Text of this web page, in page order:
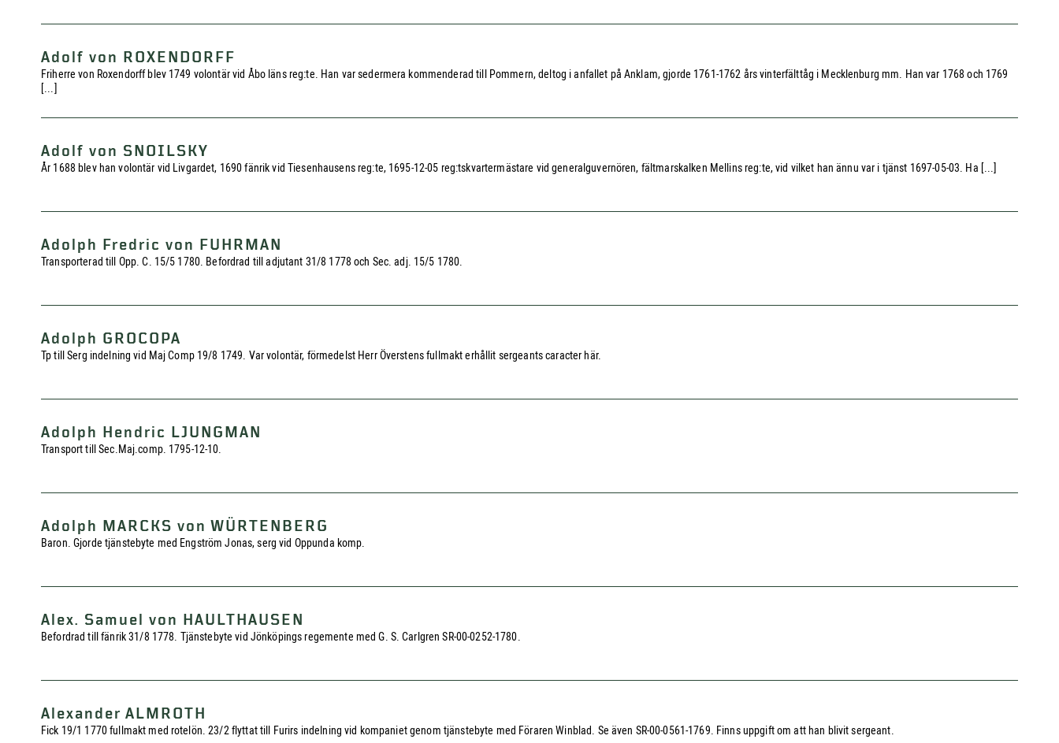
Adolf von ROXENDORFF
Friherre von Roxendorff blev 1749 volontär vid Åbo läns reg:te. Han var sedermera kommenderad till Pommern, deltog i anfallet på Anklam, gjorde 1761-1762 års vinterfälttåg i Mecklenburg mm. Han var 1768 och 1769
[...]
Adolf von SNOILSKY
År 1688 blev han volontär vid Livgardet, 1690 fänrik vid Tiesenhausens reg:te, 1695-12-05 reg:tskvartermästare vid generalguvernören, fältmarskalken Mellins reg:te, vid vilket han ännu var i tjänst 1697-05-03. Ha [...]
Adolph Fredric von FUHRMAN
Transporterad till Opp. C. 15/5 1780. Befordrad till adjutant 31/8 1778 och Sec. adj. 15/5 1780.
Adolph GROCOPA
Tp till Serg indelning vid Maj Comp 19/8 1749. Var volontär, förmedelst Herr Överstens fullmakt erhållit sergeants caracter här.
Adolph Hendric LJUNGMAN
Transport till Sec.Maj.comp. 1795-12-10.
Adolph MARCKS von WÜRTENBERG
Baron. Gjorde tjänstebyte med Engström Jonas, serg vid Oppunda komp.
Alex. Samuel von HAULTHAUSEN
Befordrad till fänrik 31/8 1778. Tjänstebyte vid Jönköpings regemente med G. S. Carlgren SR-00-0252-1780.
Alexander ALMROTH
Fick 19/1 1770 fullmakt med rotelön. 23/2 flyttat till Furirs indelning vid kompaniet genom tjänstebyte med Föraren Winblad. Se även SR-00-0561-1769. Finns uppgift om att han blivit sergeant.